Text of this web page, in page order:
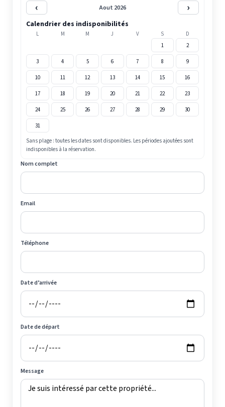
‹ Aout 2026 ›
Calendrier des indisponibilités
L M M J V S
D
1
2
3 4 5 6 7 8 9
10 11 12 13 14 15 16
17 18 19 20 21 22 23
24 25 26 27 28 29 30
31
Sans plage : toutes les dates sont disponibles. Les périodes ajoutées sont
indisponibles à la réservation.
Nom complet
Email
Téléphone
Date d’arrivée
Date de départ
Message